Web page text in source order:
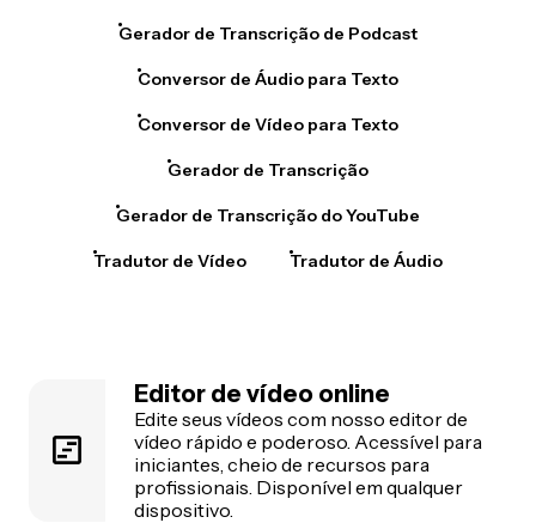
Gerador de Transcrição de Podcast
Conversor de Áudio para Texto
Conversor de Vídeo para Texto
Gerador de Transcrição
Gerador de Transcrição do YouTube
Tradutor de Vídeo Tradutor de Áudio
Editor de vídeo online
Edite seus vídeos com nosso editor de
vídeo rápido e poderoso. Acessível para
iniciantes, cheio de recursos para
profissionais. Disponível em qualquer
dispositivo.